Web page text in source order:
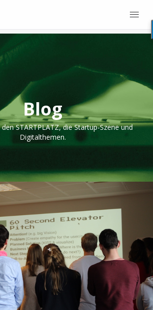
Blog
STARTPLATZ, die Startup-Szene und
Digitalthemen.